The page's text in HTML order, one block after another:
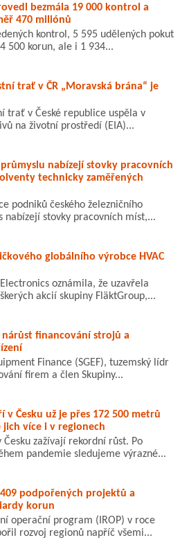
bezmála 19 000 kontrol a
470 miliónů
kontrol, 5 595 udělených pokut
500 korun, ale i 1 934...
trať v ČR „Moravská brána“ je
trať v České republice uspěla v
na životní prostředí (EIA)...
nabízejí stovky pracovních
technicky zaměřených
podniků českého železničního
nabízejí stovky pracovních míst,...
globálního výrobce HVAC
oznámila, že uzavřela
akcií skupiny FläktGroup,...
nárůst financování strojů a
Finance (SGEF), tuzemský lídr
firem a člen Skupiny...
v Česku už je přes 172 500 metrů
více i v regionech
zažívají rekordní růst. Po
pandemie sledujeme výrazné...
409 podpořených projektů a
korun
operační program (IROP) v roce
rozvoj regionů napříč všemi...